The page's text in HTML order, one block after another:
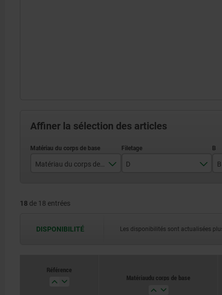
Affiner la sélection des articles
Matériau du corps de base
laiton
D B
18 de 18 entrées
DISPONIBILITÉ Les disponibilités sont actualisées
Référence
Matériau du corps de base